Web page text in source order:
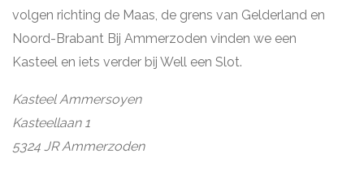
volgen richting de Maas, de grens van Gelderland en
Noord-Brabant Bij Ammerzoden vinden we een
Kasteel en iets verder bij Well een Slot.
Kasteel Ammersoyen
Kasteellaan 1
5324 JR Ammerzoden